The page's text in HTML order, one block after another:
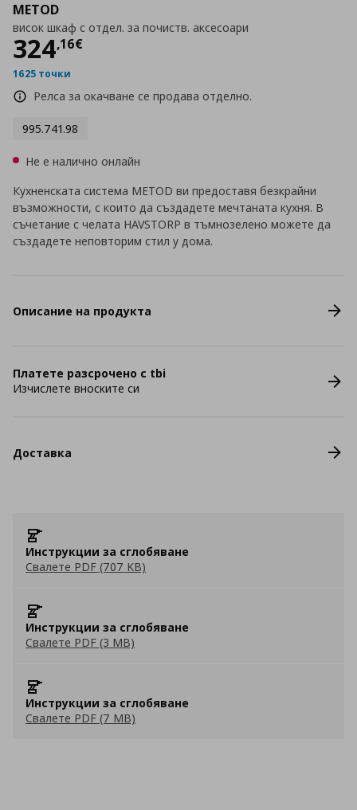
METOD
висок шкаф с отдел. за почиств. аксесоари
324,16€
Цена
1625 точки
Релса за окачване се продава отделно.
995.741.98
Не е налично онлайн
Кухненската система METOD ви предоставя безкрайни
възможности, с които да създадете мечтаната кухня. В
съчетание с челата HAVSTORP в тъмнозелено можете да
създадете неповторим стил у дома.
Описание на продукта
Платете разсрочено с tbi
Изчислете вноските си
Доставка
Инструкции за сглобяване
Свалете PDF (707 KB)
Инструкции за сглобяване
Свалете PDF (3 MB)
Инструкции за сглобяване
Свалете PDF (7 MB)